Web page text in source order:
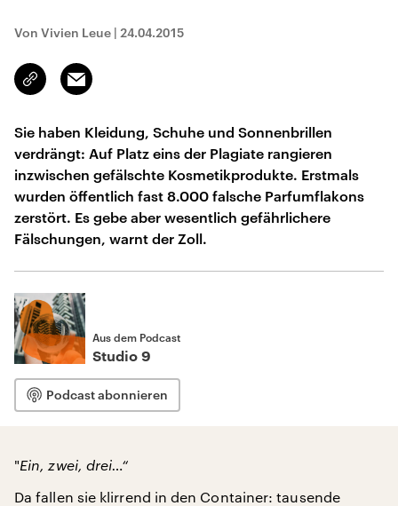
Von Vivien Leue | 24.04.2015
Link
kopieren/teilen
Email
Sie haben Kleidung, Schuhe und Sonnenbrillen
verdrängt: Auf Platz eins der Plagiate rangieren
inzwischen gefälschte Kosmetikprodukte. Erstmals
wurden öffentlich fast 8.000 falsche Parfumflakons
zerstört. Es gebe aber wesentlich gefährlichere
Fälschungen, warnt der Zoll.
Aus dem Podcast
Studio 9
Podcast abonnieren
"Ein, zwei, drei…“
Da fallen sie klirrend in den Container: tausende